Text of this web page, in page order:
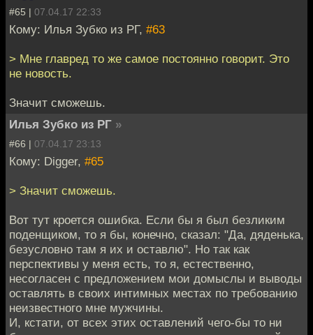
#65 | 07.04.17 22:33
Кому: Илья Зубко из РГ, #63
> Мне главред то же самое постоянно говорит. Это
не новость.
Значит сможешь.
Илья Зубко из РГ »
#66 | 07.04.17 23:13
Кому: Digger, #65
> Значит сможешь.
Вот тут кроется ошибка. Если бы я был безликим
поденщиком, то я бы, конечно, сказал: "Да, дяденька,
безусловно там я их и оставлю". Но так как
перспективы у меня есть, то я, естественно,
несогласен с предложением мои домыслы и выводы
оставлять в своих интимных местах по требованию
неизвестного мне мужчины.
И, кстати, от всех этих оставлений чего-бы то ни